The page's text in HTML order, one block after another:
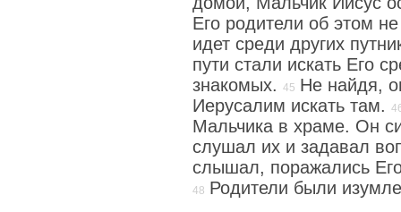
Его родители об этом
идет среди других
пути стали искать Его
знакомых.
Не найдя,
Иерусалим искать там.
Мальчика в храме. Он
слушал их и задавал
слышал, поражались
Родители были